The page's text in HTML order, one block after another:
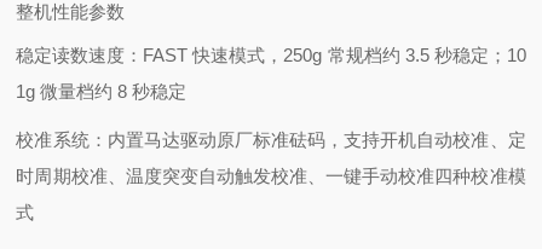
整机性能参数
稳定读数速度：FAST 快速模式，250g 常规档约 3.5 秒稳定；10
1g 微量档约 8 秒稳定
校准系统：内置马达驱动原厂标准砝码，支持开机自动校准、定
时周期校准、温度突变自动触发校准、一键手动校准四种校准模
式